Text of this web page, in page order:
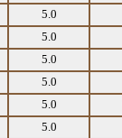
5.0
5.0
5.0
5.0
5.0
5.0